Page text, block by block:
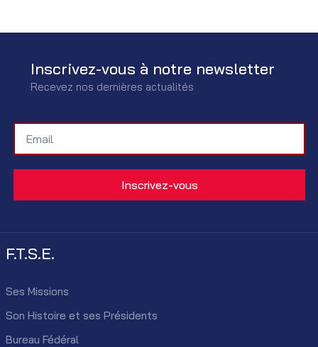
Inscrivez-vous à notre newsletter
Recevez nos dernières actualités
F.T.S.E.
Ses Missions
Son Histoire et ses Présidents
Bureau Fédéral